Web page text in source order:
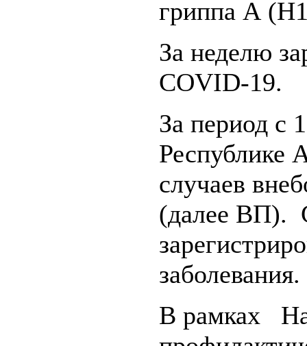
гриппа А
За неделю
COVID-19.
За период с
Республике
случаев
(далее ВП).
заболевания.
В рамках